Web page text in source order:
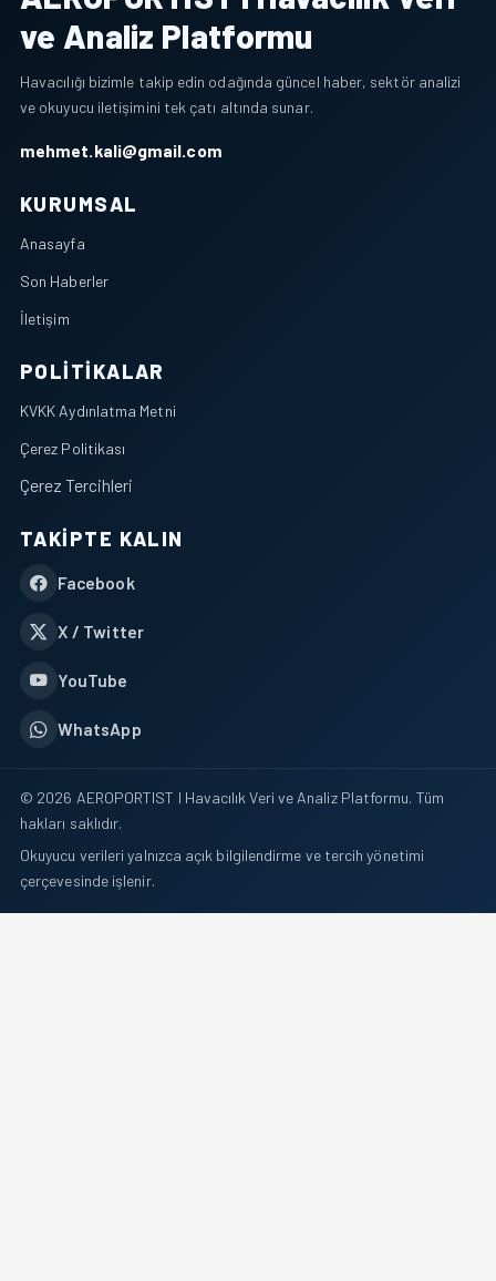
ve Analiz Platformu
Havacılığı bizimle takip edin odağında güncel haber, sektör analizi
ve okuyucu iletişimini tek çatı altında sunar.
mehmet.kali@gmail.com
KURUMSAL
Anasayfa
Son Haberler
İletişim
POLITIKALAR
KVKK Aydınlatma Metni
Çerez Politikası
Çerez Tercihleri
TAKIPTE KALIN
Facebook
X / Twitter
YouTube
WhatsApp
© 2026 AEROPORTIST I Havacılık Veri ve Analiz Platformu. Tüm
hakları saklıdır.
Okuyucu verileri yalnızca açık bilgilendirme ve tercih yönetimi
çerçevesinde işlenir.